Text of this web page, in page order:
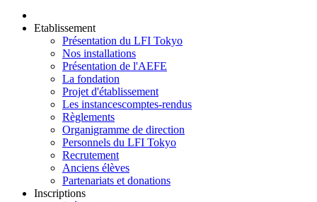
Etablissement
Présentation du LFI Tokyo
Nos installations
Présentation de l'AEFE
La fondation
Projet d'établissement
Les instancescomptes-rendus
Règlements
Organigramme de direction
Personnels du LFI Tokyo
Recrutement
Anciens élèves
Partenariats et donations
Inscriptions